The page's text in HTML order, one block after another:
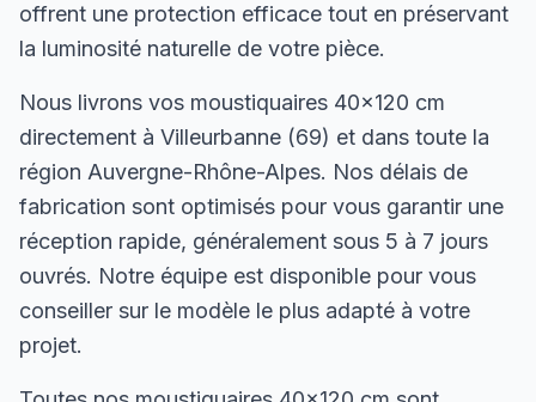
offrent une protection efficace tout en préservant
la luminosité naturelle de votre pièce.
Nous livrons vos moustiquaires 40×120 cm
directement à Villeurbanne (69) et dans toute la
région Auvergne-Rhône-Alpes. Nos délais de
fabrication sont optimisés pour vous garantir une
réception rapide, généralement sous 5 à 7 jours
ouvrés. Notre équipe est disponible pour vous
conseiller sur le modèle le plus adapté à votre
projet.